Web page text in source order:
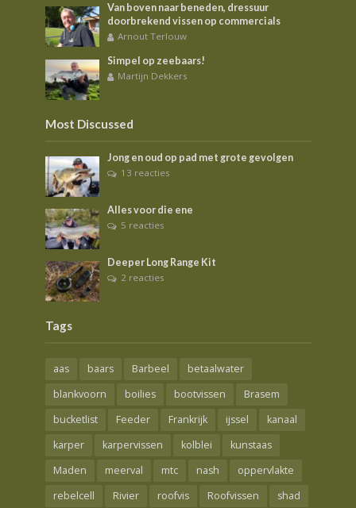
Van boven naar beneden, dressuur
doorbrekend vissen op commercials
Arnout Terlouw
Simpel op zeebaars!
Martijn Dekkers
Most Discussed
Jong en oud op pad met grote gevolgen
13 reacties
Alles voor die ene
5 reacties
Deeper Long Range Kit
2 reacties
Tags
aas baars Barbeel
betaalwater
blankvoorn
boilies bootvissen
Brasem
bucketlist
Feeder Frankrijk ijssel
kanaal
karper
karpervissen kolblei
kunstaas
Maden
meerval mtc nash
oppervlakte
rebelcell
Rivier roofvis Roofvissen shad